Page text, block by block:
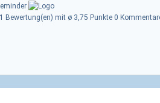
1 Bewertung(en) mit ø 3,75 Punkte 0